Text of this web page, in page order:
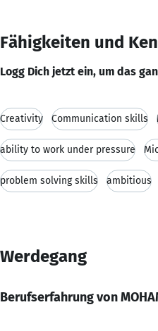
Fähigkeiten und
Logg Dich jetzt ein, um das
Creativity Communication skills
ability to work under pressure
problem solving skills ambitious
Werdegang
Berufserfahrung von